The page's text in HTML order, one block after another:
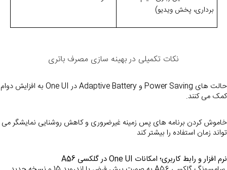
برداری، پخش ویدیو)
نکات تکمیلی در بهینه سازی مصرف باتری
کمک می کنند.
تواند زمان استفاده را بیشتر کند
نرم افزار و رابط کاربری؛ امکانات One UI در گلکسی A56